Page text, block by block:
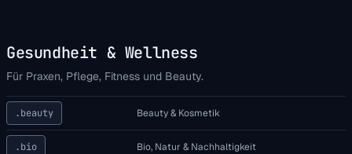
Gesundheit & Wellness
Für Praxen, Pflege, Fitness und Beauty.
.beauty Beauty & Kosmetik
.bio Bio, Natur & Nachhaltigkeit